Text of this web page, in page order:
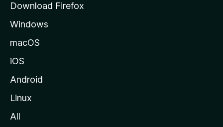
d
a
z
i
a
Download Firefox
Windows
macOS
iOS
Android
Linux
All